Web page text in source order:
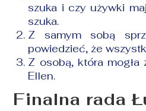
szuka i czy używki
szuka.
Z samym sobą
powiedzieć, że
Z osobą, która
Ellen.
Finalna rada